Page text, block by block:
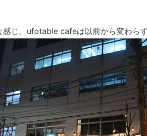
感じ。ufotable cafeは以前から変わらず